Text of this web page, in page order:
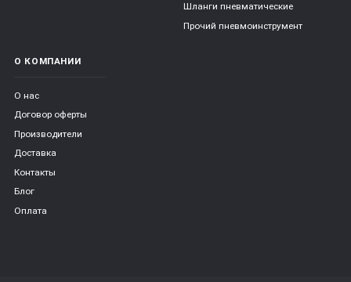
Шланги пневматические
Прочий пневмоинструмент
О КОМПАНИИ
О нас
Договор оферты
Производители
Доставка
Контакты
Блог
Оплата